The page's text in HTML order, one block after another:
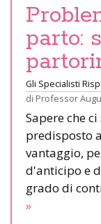
parto:
Gli Specialisti
di Professor
Sapere che
predisposto
vantaggio,
d'anticipo e
grado di
»